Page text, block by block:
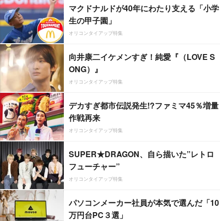
マクドナルドが40年にわたり支える「小学
生の甲子園」
オリコンタイアップ特集
向井康二イケメンすぎ！純愛『（LOVE S
ONG）』
オリコンタイアップ特集
デカすぎ都市伝説発生!?ファミマ45％増量
作戦再来
オリコンタイアップ特集
SUPER★DRAGON、自ら描いた”レトロ
フューチャー”
オリコンタイアップ特集
パソコンメーカー社員が本気で選んだ「10
万円台PC３選」